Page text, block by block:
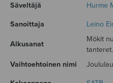
Säveltäjä Hurme
Sanoittaja Leino
Alkusanat
Mökit
Vaihtoehtoinen nimi